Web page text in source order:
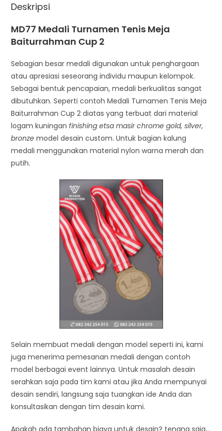
Deskripsi
MD77 Medali Turnamen Tenis Meja
Baiturrahman Cup 2
Sebagian besar medali digunakan untuk penghargaan
atau apresiasi seseorang individu maupun kelompok.
Sebagai bentuk pencapaian, medali berkualitas sangat
dibutuhkan. Seperti contoh Medali Turnamen Tenis Meja
Baiturrahman Cup 2 diatas yang terbuat dari material
logam kuninganfinishing etsa masir chrome gold, silver,
bronze model desain custom. Untuk bagian kalung
medali menggunakan material nylon warna merah dan
putih.
Selain membuat medali dengan model seperti ini, kami
juga menerima pemesanan medali dengan contoh
model berbagai event lainnya. Untuk masalah desain
serahkan saja pada tim kami atau jika Anda mempunyai
desain sendiri, langsung saja tuangkan ide Anda dan
konsultasikan dengan tim desain kami.